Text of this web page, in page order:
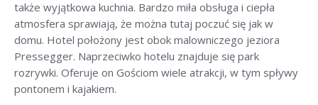
także wyjątkowa kuchnia. Bardzo miła obsługa i ciepła
atmosfera sprawiają, że można tutaj poczuć się jak w
domu. Hotel położony jest obok malowniczego jeziora
Pressegger. Naprzeciwko hotelu znajduje się park
rozrywki. Oferuje on Gościom wiele atrakcji, w tym spływy
pontonem i kajakiem.